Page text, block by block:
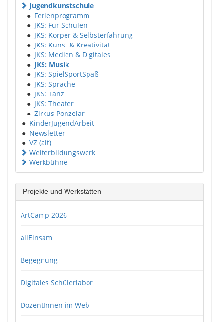
Jugendkunstschule
● Ferienprogramm
● JKS: Für Schulen
● JKS: Körper & Selbsterfahrung
● JKS: Kunst & Kreativität
● JKS: Medien & Digitales
● JKS: Musik
● JKS: SpielSportSpaß
● JKS: Sprache
● JKS: Tanz
● JKS: Theater
● Zirkus Ponzelar
● KinderJugendArbeit
● Newsletter
● VZ (alt)
Weiterbildungswerk
Werkbühne
Projekte und Werkstätten
ArtCamp 2026
allEinsam
Begegnung
Digitales Schülerlabor
DozentInnen im Web